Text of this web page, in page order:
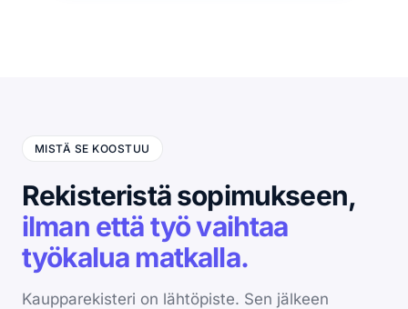
MISTÄ SE KOOSTUU
Rekisteristä sopimukseen,
ilman että työ vaihtaa
työkalua matkalla.
Kaupparekisteri on lähtöpiste. Sen jälkeen